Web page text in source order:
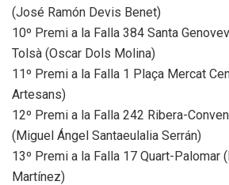
(José Ramón Devis Benet)
10º Premi a la Falla 384 Santa
Tolsà (Oscar Dols Molina)
11º Premi a la Falla 1 Plaça Mercat
Artesans)
12º Premi a la Falla 242 Ribera-
(Miguel Ángel Santaeulalia Serrán)
13º Premi a la Falla 17 Quart-Palomar
Martínez)